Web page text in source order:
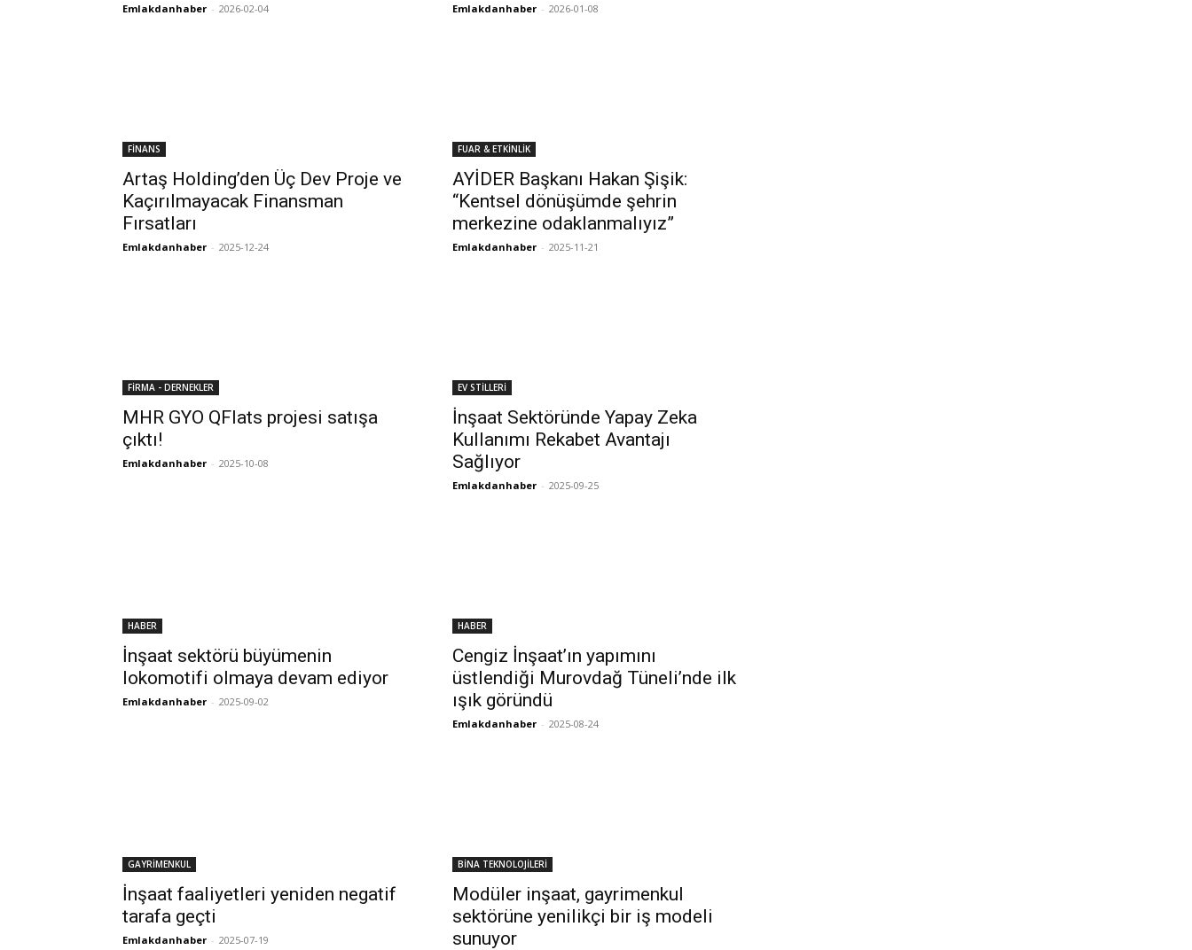
Emlakdanhaber - 2026-02-04 Emlakdanhaber - 2026-01-08
FİNANS
Artaş Holding’den Üç Dev Proje ve
Kaçırılmayacak Finansman
Fırsatları
Emlakdanhaber - 2025-12-24
FUAR & ETKİNLİK
AYİDER Başkanı Hakan Şişik:
“Kentsel dönüşümde şehrin
merkezine odaklanmalıyız”
Emlakdanhaber - 2025-11-21
FİRMA - DERNEKLER
MHR GYO QFlats projesi satışa
çıktı!
Emlakdanhaber - 2025-10-08
EV STİLLERİ
İnşaat Sektöründe Yapay Zeka
Kullanımı Rekabet Avantajı
Sağlıyor
Emlakdanhaber - 2025-09-25
HABER
İnşaat sektörü büyümenin
lokomotifi olmaya devam ediyor
Emlakdanhaber - 2025-09-02
HABER
Cengiz İnşaat’ın yapımını
üstlendiği Murovdağ Tüneli’nde ilk
ışık göründü
Emlakdanhaber - 2025-08-24
GAYRİMENKUL
İnşaat faaliyetleri yeniden negatif
tarafa geçti
Emlakdanhaber - 2025-07-19
BİNA TEKNOLOJİLERİ
Modüler inşaat, gayrimenkul
sektörüne yenilikçi bir iş modeli
sunuyor